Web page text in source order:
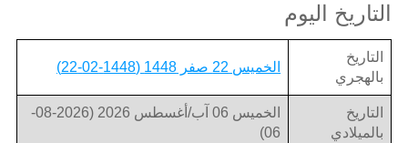
التاريخ اليوم
التاريخ
بالهجري
الخميس 22 صفر 1448 (1448-02-22)
التاريخ
بالميلادي
الخميس 06 آب/أغسطس 2026 (2026-08-
06)